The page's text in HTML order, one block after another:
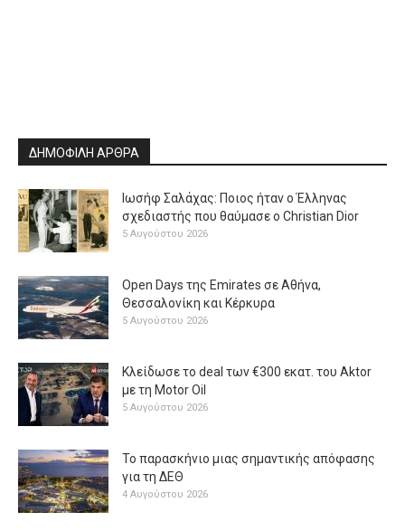
ΔΗΜΟΦΙΛΗ ΑΡΘΡΑ
Ιωσήφ Σαλάχας: Ποιος ήταν ο Έλληνας
σχεδιαστής που θαύμασε ο Christian Dior
5 Αυγούστου 2026
Open Days της Emirates σε Αθήνα,
Θεσσαλονίκη και Κέρκυρα
5 Αυγούστου 2026
Κλείδωσε το deal των €300 εκατ. του Aktor
με τη Μotor Oil
5 Αυγούστου 2026
Το παρασκήνιο μιας σημαντικής απόφασης
για τη ΔΕΘ
4 Αυγούστου 2026